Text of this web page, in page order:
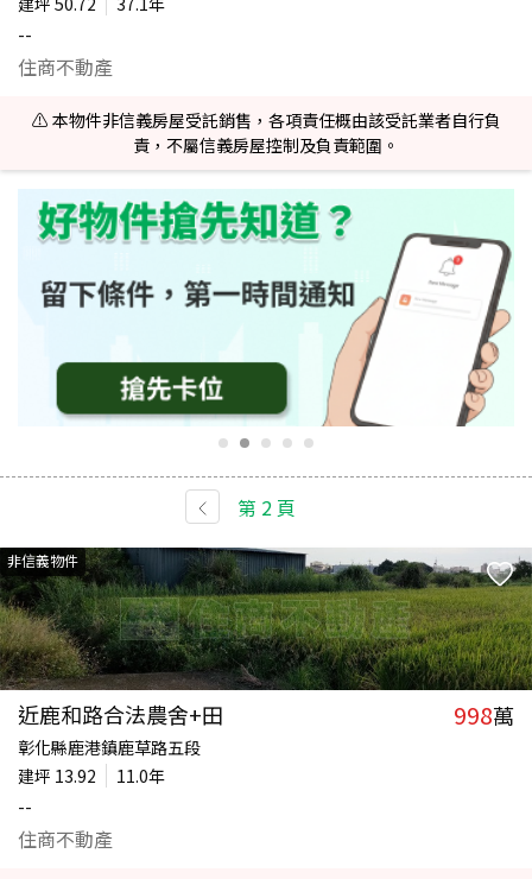
--
住商不動產
⚠️ 本物件非信義房屋受託銷售，各項責任概由該受託業者自行負
責，不屬信義房屋控制及負責範圍。
第 2頁
非信義物件
近鹿和路合法農舍+田 998萬
彰化縣鹿港鎮鹿草路五段
建坪 13.92
11.0年
--
住商不動產